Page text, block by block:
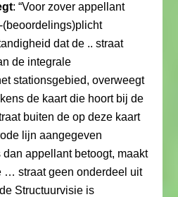
: “Voor zover appellant
(beoordelings)plicht
dat de .. straat
de integrale
stationsgebied, overweegt
de kaart die hoort bij de
buiten de op deze kaart
lijn aangegeven
appellant betoogt, maakt
… straat geen onderdeel uit
Structuurvisie is